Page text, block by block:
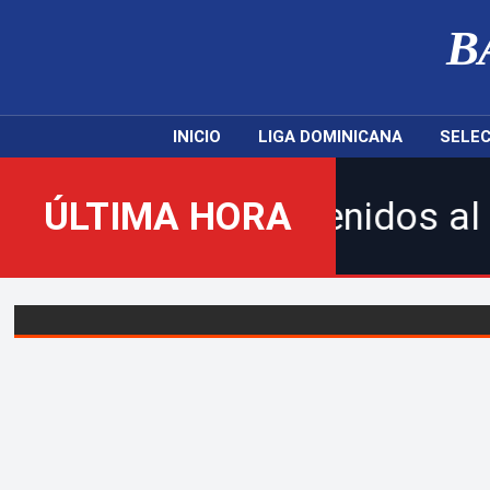
INICIO LIGA DOMINICANA
ÚLTIMA HORAal nuevo